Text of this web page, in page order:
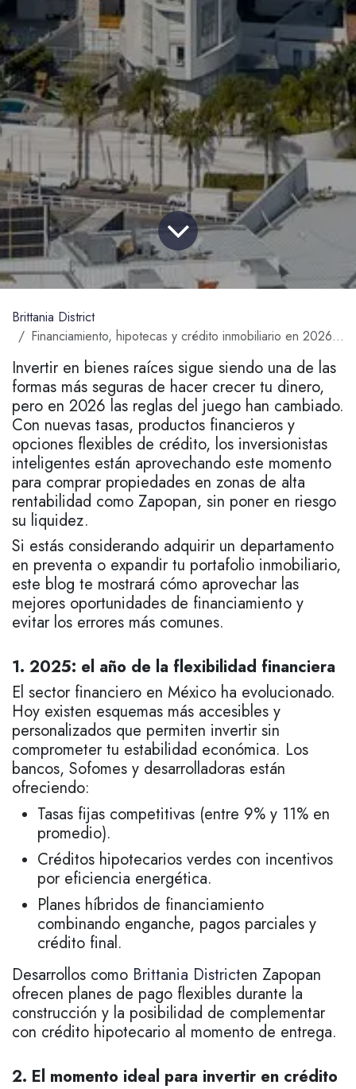
Brittania District
Financiamiento, hipotecas y crédito inmobiliario en 2026: oportunidades para invertir en Zapopan sin errores
Invertir en bienes raíces sigue siendo una de las
formas más seguras de hacer crecer tu dinero,
pero en 2026 las reglas del juego han cambiado.
Con nuevas tasas, productos financieros y
opciones flexibles de crédito, los inversionistas
inteligentes están aprovechando este momento
para comprar propiedades en zonas de alta
rentabilidad como Zapopan, sin poner en riesgo
su liquidez.
Si estás considerando adquirir un departamento
en preventa o expandir tu portafolio inmobiliario,
este blog te mostrará cómo aprovechar las
mejores oportunidades de financiamiento y
evitar los errores más comunes.
1. 2025: el año de la flexibilidad financiera
El sector financiero en México ha evolucionado.
Hoy existen esquemas más accesibles y
personalizados que permiten invertir sin
comprometer tu estabilidad económica. Los
bancos, Sofomes y desarrolladoras están
ofreciendo:
Tasas fijas competitivas (entre 9% y 11% en
promedio).
Créditos hipotecarios verdes con incentivos
por eficiencia energética.
Planes híbridos de financiamiento
combinando enganche, pagos parciales y
crédito final.
Desarrollos como Brittania Districten Zapopan
ofrecen planes de pago flexibles durante la
construcción y la posibilidad de complementar
con crédito hipotecario al momento de entrega.
2. El momento ideal para invertir en crédito